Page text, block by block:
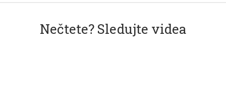
Nečtete? Sledujte videa